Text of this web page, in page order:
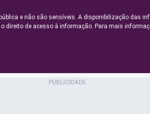
e não são sensíveis. A disponibilização das
o direito de acesso à informação. Para mais